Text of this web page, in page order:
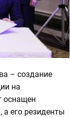
– создание
на
оснащен
а его резиденты